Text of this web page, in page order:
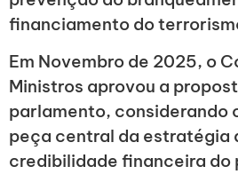
financiamento do
Em Novembro de 2025, o
Ministros aprovou a
parlamento, considerando
peça central da estratégia
credibilidade financeira do